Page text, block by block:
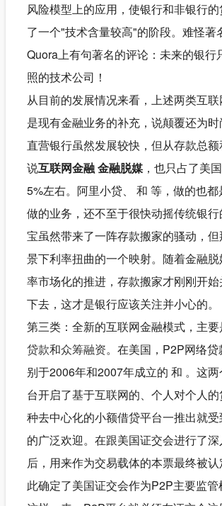
风险模型上的应用，使银行和非银行
了一个"技术含量较高"的阶段。难怪著
Quora上有句著名的评论：未来的银行
照的技术公司！
从目前的发展情况来看，上述两类互
是现有金融业务的补充，说颠覆还为
直营银行虽然发展较快，但从存款总
说互联网金融 金融脱媒，也只占了美
5%左右。阿里小贷、 和 等，做的也
做的业务，还不至于很快动摇传统银
宝虽然带来了一阵存款搬家的骚动，
景下利率扭曲的一个映射。随着金融
率市场化的推进，存款搬家才刚刚开
下去，这才是银行应该关注并小心的。
第三类：全新的互联网金融模式，主要
贷款和众筹融资。在美国，P2P网络
别于2006年和2007年成立的 和 。这
台开启了基于互联网的、个人对个人
种去中心化的小额借贷平台一推出就
的广泛欢迎。在跟美国证交会进行了
后，用来作为交易载体的本票最终被
此确定了美国证交会作为P2P主要监管